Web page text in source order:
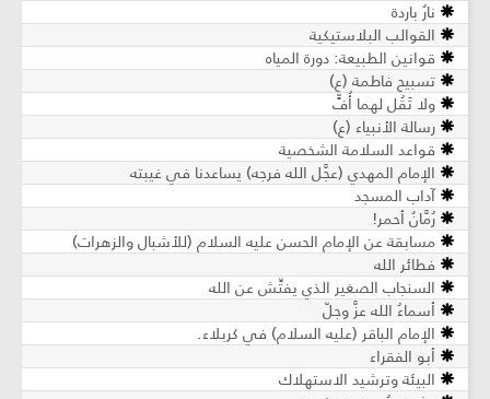
نارٌ باردة
القوالب البلاستيكية
قوانين الطبيعة: دورة المياه
تسبيح فاطمة (ع)
ولا تَقُل لهما أُفٍّ
رسالة الأنبياء (ع)
قواعد السلامة الشخصية
الإمام المهدي (عجَّل الله فرجه) يساعدنا في غيبته
آداب المسجد
رُمَّانٌ أحمر!
مسابقة عن الإمام الحسن عليه السلام (للأشبال والزهرات)
فطائر الله
السنجاب الصغير الذي يفتِّش عن الله
أسماءُ الله عزَّ وجلّ
الإمام الباقر (عليه السلام) في كربلاء.
أبو الفقراء
البيئة وترشيد الاستهلاك